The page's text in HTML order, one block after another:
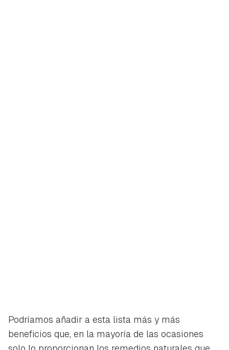
Podríamos añadir a esta lista más y más
beneficios que, en la mayoría de las ocasiones